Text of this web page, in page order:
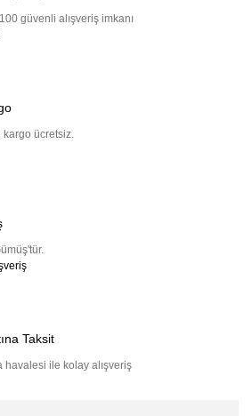
güvenli alışveriş imkanı
ücretsiz.
Taksit
havalesi ile kolay alışveriş